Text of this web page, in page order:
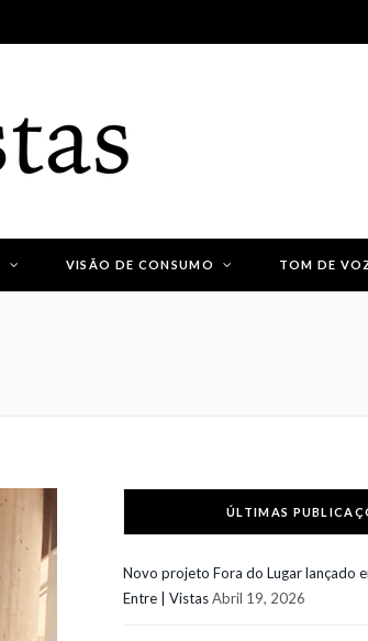
VISÃO DE CONSUMO TOM DE
ÚLTIMAS
Novo projeto Fora do Lugar lançado
Entre | VistasAbril 19, 2026